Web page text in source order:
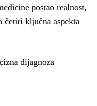
postao realnost,
četiri ključna aspekta
dijagnoza